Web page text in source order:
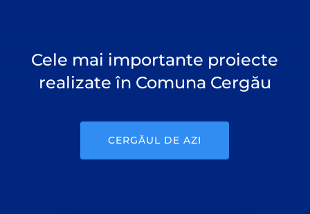
Cele mai importante proiecte
realizate în Comuna Cergău
CERGĂUL DE AZI